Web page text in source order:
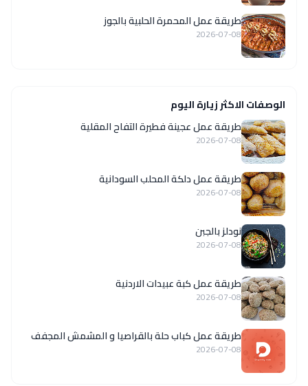
طريقة عمل المحمرة الحلبية بالجوز
2026-07-08
الوصفات الاكثر زيارة اليوم
طريقة عمل عجينة فطيرة التفاح المقلية
2026-07-08
طريقة عمل دلكة المحلب السودانية
2026-07-08
نودلز بالجبن
2026-07-08
طريقة عمل كبة عبيدات الاردنية
2026-07-08
طريقة عمل كباب حلة بالقراصيا و المشمش المجفف
2026-07-08